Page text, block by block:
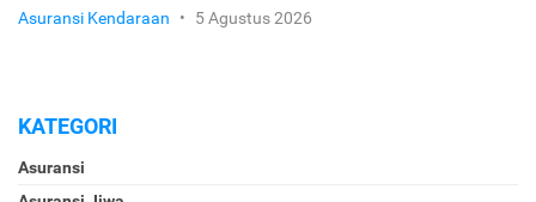
Asuransi Kendaraan • 5 Agustus 2026
KATEGORI
Asuransi